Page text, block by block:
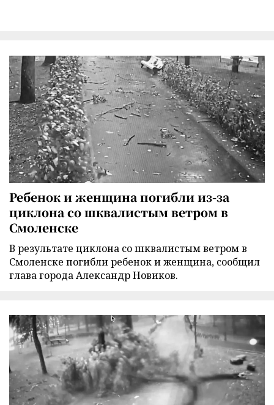
Ребенок и женщина погибли из-за
циклона со шквалистым ветром в
Смоленске
В результате циклона со шквалистым ветром в
Смоленске погибли ребенок и женщина, сообщил
глава города Александр Новиков.